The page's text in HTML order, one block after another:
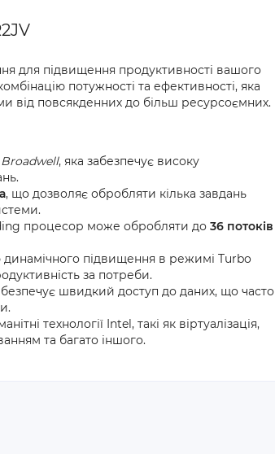
для підвищення продуктивності вашого
потужності та ефективності, яка
від повсякденних до більш ресурсоємних.
Broadwell, яка забезпечує високу
, що дозволяє обробляти кілька завдань
процесор може обробляти до 36 потоків
підвищення в режимі Turbo
за потреби.
швидкий доступ до даних, що часто
технології Intel, такі як віртуалізація,
та багато іншого.